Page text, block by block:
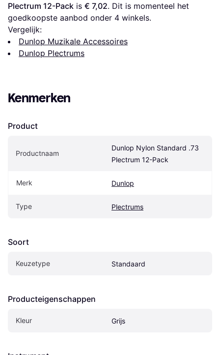
Plectrum 12-Pack is € 7,02. Dit is momenteel het
goedkoopste aanbod onder 4 winkels.
Vergelijk:
Dunlop Muzikale Accessoires
Dunlop Plectrums
Kenmerken
Product
Productnaam
Dunlop Nylon Standard .73
Plectrum 12-Pack
Merk Dunlop
Type Plectrums
Soort
Keuzetype Standaard
Producteigenschappen
Kleur Grijs